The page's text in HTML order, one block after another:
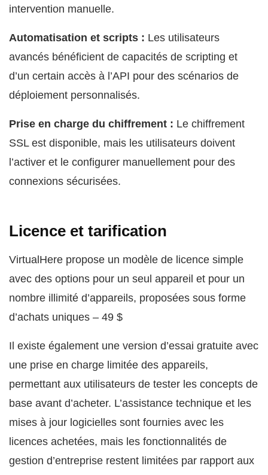
intervention manuelle.
Automatisation et scripts : Les utilisateurs
avancés bénéficient de capacités de scripting et
d’un certain accès à l’API pour des scénarios de
déploiement personnalisés.
Prise en charge du chiffrement : Le chiffrement
SSL est disponible, mais les utilisateurs doivent
l’activer et le configurer manuellement pour des
connexions sécurisées.
Licence et tarification
VirtualHere propose un modèle de licence simple
avec des options pour un seul appareil et pour un
nombre illimité d’appareils, proposées sous forme
d’achats uniques – 49 $
Il existe également une version d’essai gratuite avec
une prise en charge limitée des appareils,
permettant aux utilisateurs de tester les concepts de
base avant d’acheter. L’assistance technique et les
mises à jour logicielles sont fournies avec les
licences achetées, mais les fonctionnalités de
gestion d’entreprise restent limitées par rapport aux